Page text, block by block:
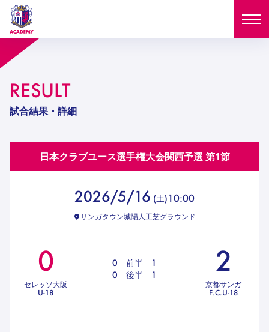
ニュース
U-15
和歌山U-15
ガールズU-18
ガールズU-15
試合日程
MATCH
試合日程
U-15
ガールズU-18
ガールズU-15
選手
和歌山U-15
セレクション
RESULT
試合結果・詳細
日本クラブユース選手権大会関西予選 第1節
2026/5/16 (土)10:00
サンガタウン城陽人工芝グラウンド
0
セレッソ大阪
U-18
0 前半
1
0
後半 1 2
京都サンガ
F.C.U-18